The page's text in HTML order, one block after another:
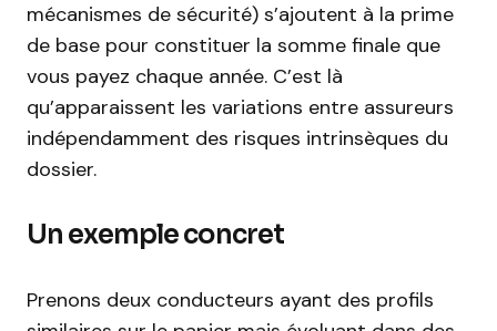
mécanismes de sécurité) s’ajoutent à la prime
de base pour constituer la somme finale que
vous payez chaque année. C’est là
qu’apparaissent les variations entre assureurs
indépendamment des risques intrinsèques du
dossier.
Un exemple concret
Prenons deux conducteurs ayant des profils